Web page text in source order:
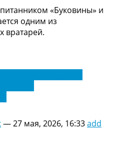
Украины
«Буковины» и
одним из
вратарей.
—27 мая, 2026, 16:33add